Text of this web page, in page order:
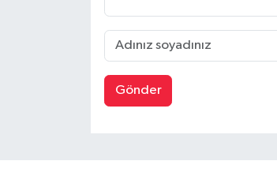
Gönder